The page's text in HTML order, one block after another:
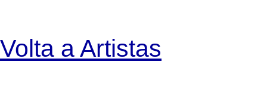
Volta a Artistas